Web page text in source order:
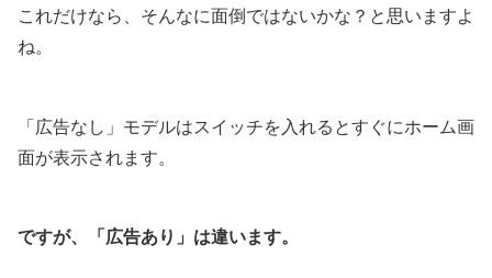
これだけなら、そんなに面倒ではないかな？と思いますよ
ね。
「広告なし」モデルはスイッチを入れるとすぐにホーム画
面が表示されます。
ですが、「広告あり」は違います。